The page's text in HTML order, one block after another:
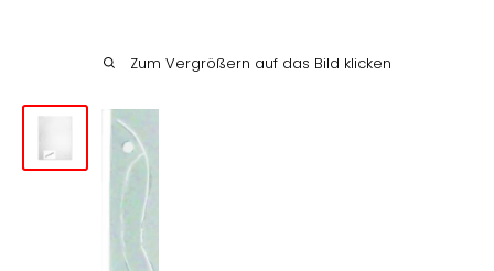
Zum Vergrößern auf das Bild klicken